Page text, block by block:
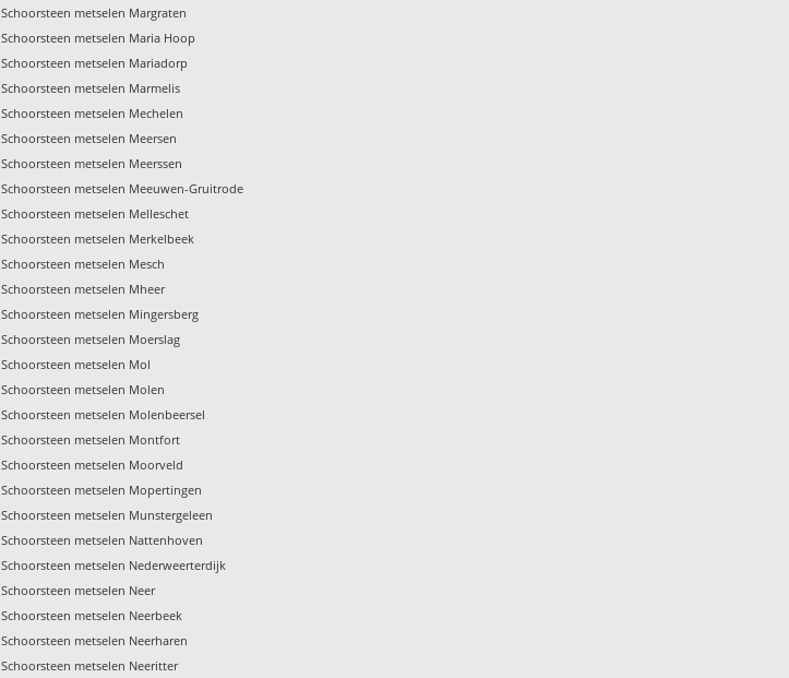
Schoorsteen metselen Margraten
Schoorsteen metselen Maria Hoop
Schoorsteen metselen Mariadorp
Schoorsteen metselen Marmelis
Schoorsteen metselen Mechelen
Schoorsteen metselen Meersen
Schoorsteen metselen Meerssen
Schoorsteen metselen Meeuwen-Gruitrode
Schoorsteen metselen Melleschet
Schoorsteen metselen Merkelbeek
Schoorsteen metselen Mesch
Schoorsteen metselen Mheer
Schoorsteen metselen Mingersberg
Schoorsteen metselen Moerslag
Schoorsteen metselen Mol
Schoorsteen metselen Molen
Schoorsteen metselen Molenbeersel
Schoorsteen metselen Montfort
Schoorsteen metselen Moorveld
Schoorsteen metselen Mopertingen
Schoorsteen metselen Munstergeleen
Schoorsteen metselen Nattenhoven
Schoorsteen metselen Nederweerterdijk
Schoorsteen metselen Neer
Schoorsteen metselen Neerbeek
Schoorsteen metselen Neerharen
Schoorsteen metselen Neeritter